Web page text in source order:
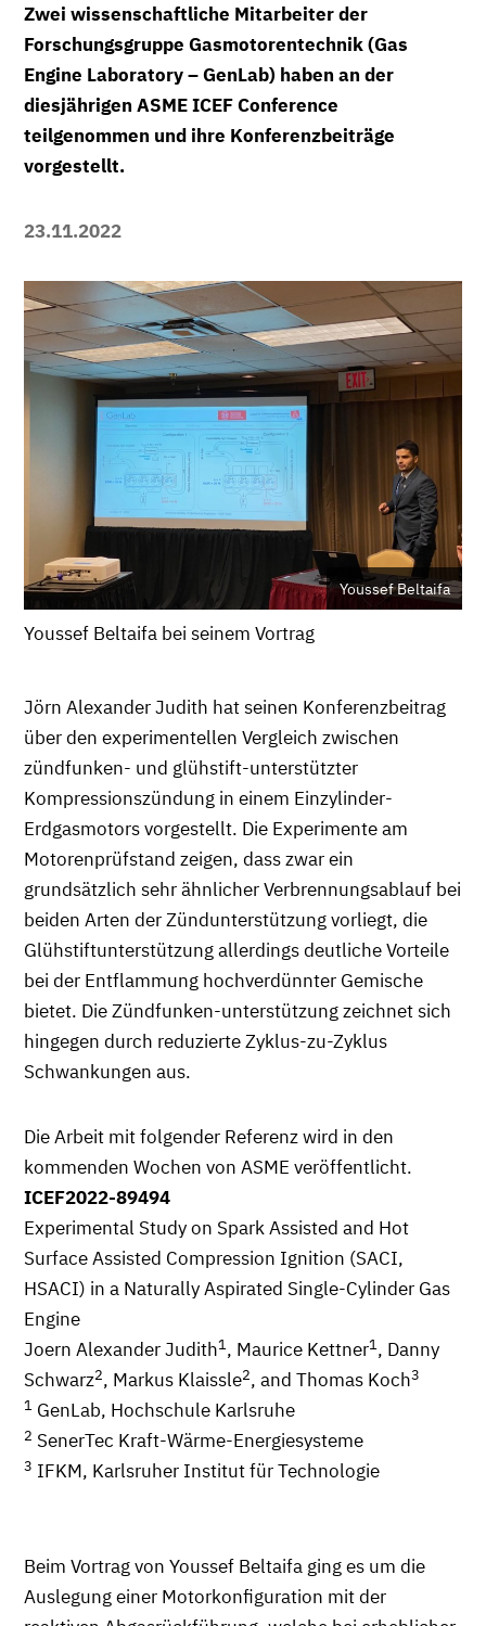
Zwei wissenschaftliche Mitarbeiter der
Forschungsgruppe Gasmotorentechnik (Gas
Engine Laboratory – GenLab) haben an der
diesjährigen ASME ICEF Conference
teilgenommen und ihre Konferenzbeiträge
vorgestellt.
23.11.2022
Youssef Beltaifa
Youssef Beltaifa bei seinem Vortrag
Jörn Alexander Judith hat seinen Konferenzbeitrag
über den experimentellen Vergleich zwischen
zündfunken- und glühstift-unterstützter
Kompressionszündung in einem Einzylinder-
Erdgasmotors vorgestellt. Die Experimente am
Motorenprüfstand zeigen, dass zwar ein
grundsätzlich sehr ähnlicher Verbrennungsablauf bei
beiden Arten der Zündunterstützung vorliegt, die
Glühstiftunterstützung allerdings deutliche Vorteile
bei der Entflammung hochverdünnter Gemische
bietet. Die Zündfunken-unterstützung zeichnet sich
hingegen durch reduzierte Zyklus-zu-Zyklus
Schwankungen aus.
Die Arbeit mit folgender Referenz wird in den
kommenden Wochen von ASME veröffentlicht.
ICEF2022-89494
Experimental Study on Spark Assisted and Hot
Surface Assisted Compression Ignition (SACI,
HSACI) in a Naturally Aspirated Single-Cylinder Gas
Engine
Joern Alexander Judith1, Maurice Kettner1, Danny
Schwarz2, Markus Klaissle2, and Thomas Koch3
1 GenLab, Hochschule Karlsruhe
2 SenerTec Kraft-Wärme-Energiesysteme
3 IFKM, Karlsruher Institut für Technologie
Beim Vortrag von Youssef Beltaifa ging es um die
Auslegung einer Motorkonfiguration mit der